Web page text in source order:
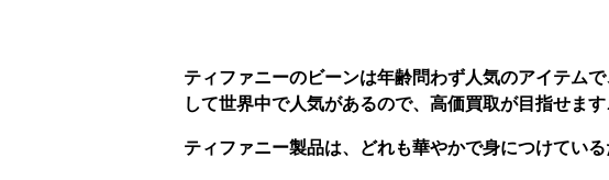
ティファニーのビーンは年齢問わず人気のアイテム
して世界中で人気があるので、高価買取が目指せます
ティファニー製品は、どれも華やかで身につけてい